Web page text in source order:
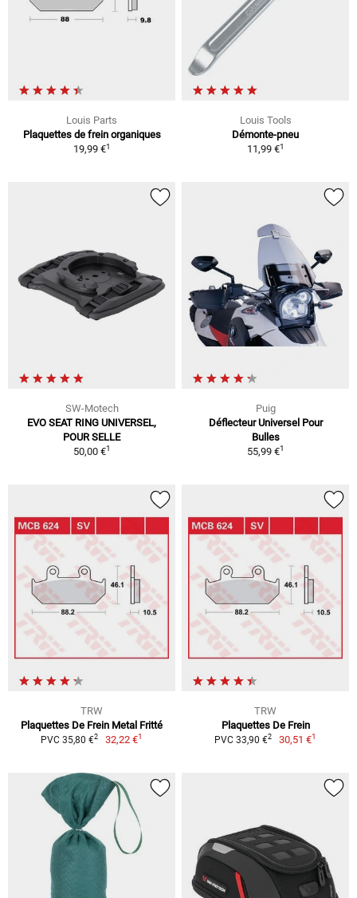
Louis Parts
Plaquettes de frein organiques
19,99 €1
Louis Tools
Démonte-pneu
11,99 €1
SW-Motech
EVO SEAT RING UNIVERSEL,
POUR SELLE
50,00 €1
Puig
Déflecteur Universel Pour
Bulles
55,99 €1
TRW
Plaquettes De Frein Metal Fritté
PVC 35,80 €2 32,22 €1
TRW
Plaquettes De Frein
PVC 33,90 €2 30,51 €1